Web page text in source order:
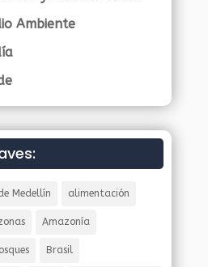
Ambiente
Medellín alimentación
Amazonía
Brasil